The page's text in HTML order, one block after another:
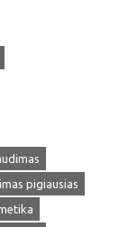
pigiausias